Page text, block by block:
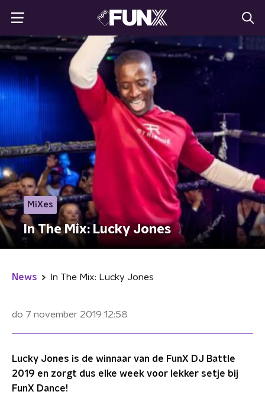
MiXes
In The Mix: Lucky Jones
News In The Mix: Lucky Jones
do 7 november 2019 12:58
Lucky Jones is de winnaar van de FunX DJ Battle
2019 en zorgt dus elke week voor lekker setje bij
FunX Dance!